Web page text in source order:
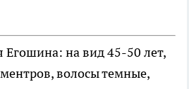
на вид 45-50 лет,
волосы темные,